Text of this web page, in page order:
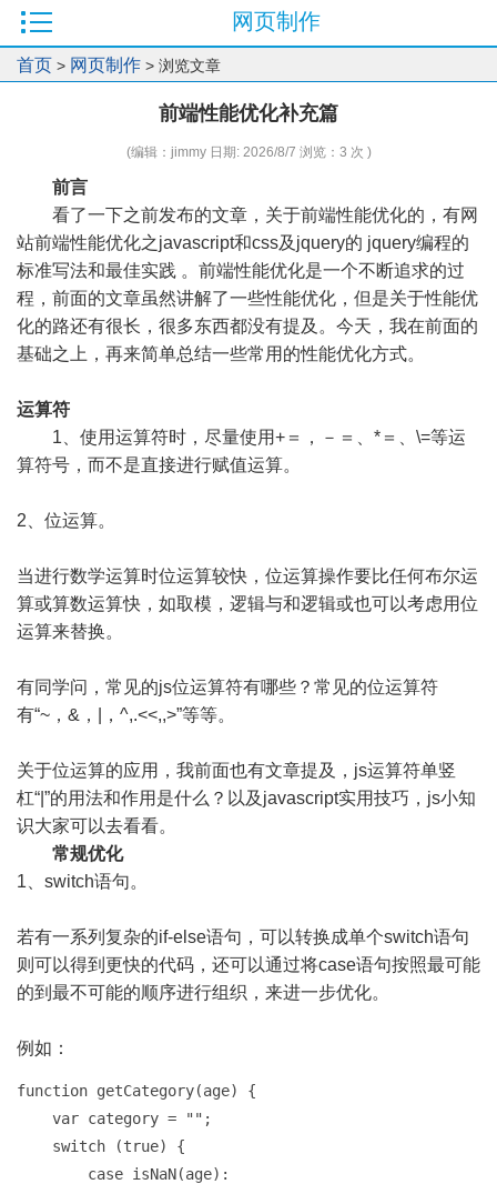
网页制作
首页 > 网页制作 > 浏览文章
前端性能优化补充篇
(编辑：jimmy 日期: 2026/8/7 浏览：3 次 )
前言
看了一下之前发布的文章，关于前端性能优化的，有网
站前端性能优化之javascript和css及jquery的 jquery编程的
标准写法和最佳实践 。前端性能优化是一个不断追求的过
程，前面的文章虽然讲解了一些性能优化，但是关于性能优
化的路还有很长，很多东西都没有提及。今天，我在前面的
基础之上，再来简单总结一些常用的性能优化方式。
运算符
1、使用运算符时，尽量使用+＝，－＝、*＝、\=等运
算符号，而不是直接进行赋值运算。
2、位运算。
当进行数学运算时位运算较快，位运算操作要比任何布尔运
算或算数运算快，如取模，逻辑与和逻辑或也可以考虑用位
运算来替换。
有同学问，常见的js位运算符有哪些？常见的位运算符
有“~，&，|，^,.<<,,>”等等。
关于位运算的应用，我前面也有文章提及，js运算符单竖
杠“|”的用法和作用是什么？以及javascript实用技巧，js小知
识大家可以去看看。
常规优化
1、switch语句。
若有一系列复杂的if-else语句，可以转换成单个switch语句
则可以得到更快的代码，还可以通过将case语句按照最可能
的到最不可能的顺序进行组织，来进一步优化。
例如：
function getCategory(age) {
    var category = "";
    switch (true) {
        case isNaN(age):